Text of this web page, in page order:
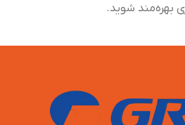
بهره‌مند شوید.